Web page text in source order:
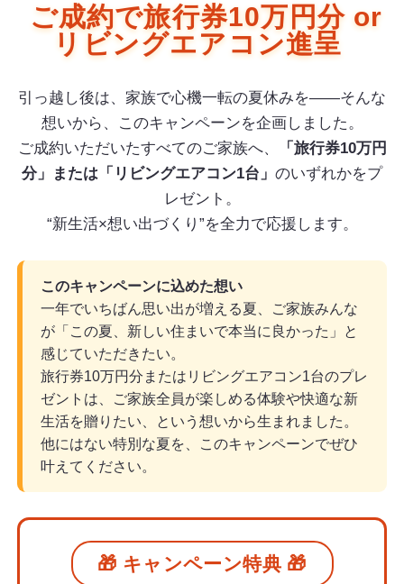
ご成約で旅行券10万円分 or
リビングエアコン進呈
引っ越し後は、家族で心機一転の夏休みを――そんな
想いから、このキャンペーンを企画しました。
ご成約いただいたすべてのご家族へ、
「旅行券10万円
分」または「リビングエアコン1台」 のいずれかをプ
レゼント。
“新生活×想い出づくり”を全力で応援します。
このキャンペーンに込めた想い
一年でいちばん思い出が増える夏、ご家族みんな
が「この夏、新しい住まいで本当に良かった」と
感じていただきたい。
旅行券10万円分またはリビングエアコン1台のプレ
ゼントは、ご家族全員が楽しめる体験や快適な新
生活を贈りたい、という想いから生まれました。
他にはない特別な夏を、このキャンペーンでぜひ
叶えてください。
🎁 キャンペーン特典 🎁